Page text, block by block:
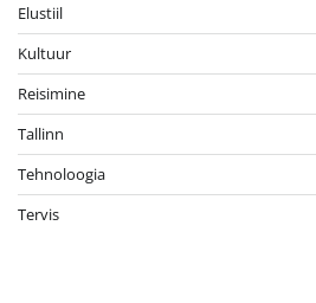
Elustiil
Kultuur
Reisimine
Tallinn
Tehnoloogia
Tervis